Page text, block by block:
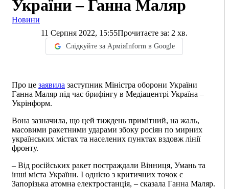
України – Ганна Маляр
Новини
11 Серпня 2022, 15:55Прочитаєте за: 2 хв.
Слідкуйте за АрміяInform в Google
Про це заявила заступник Міністра оборони України
Ганна Маляр під час брифінгу в Медіацентрі Україна –
Укрінформ.
Вона зазначила, що цей тиждень примітний, на жаль,
масовими ракетними ударами збоку росіян по мирних
українських містах та населених пунктах вздовж лінії
фронту.
– Від російських ракет постраждали Вінниця, Умань та
інші міста України. І однією з критичних точок є
Запорізька атомна електростанція, – сказала Ганна Маляр.